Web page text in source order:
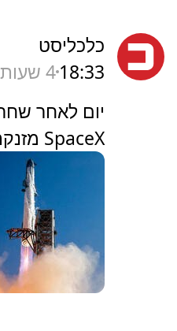
כלכליסט
18:334 שעות
SpaceX מזנקת ב-12%